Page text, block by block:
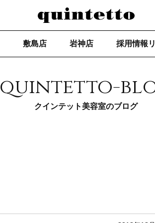
敷島店 岩神店 採用情報
quintetto-
クインテット美容室のブログ